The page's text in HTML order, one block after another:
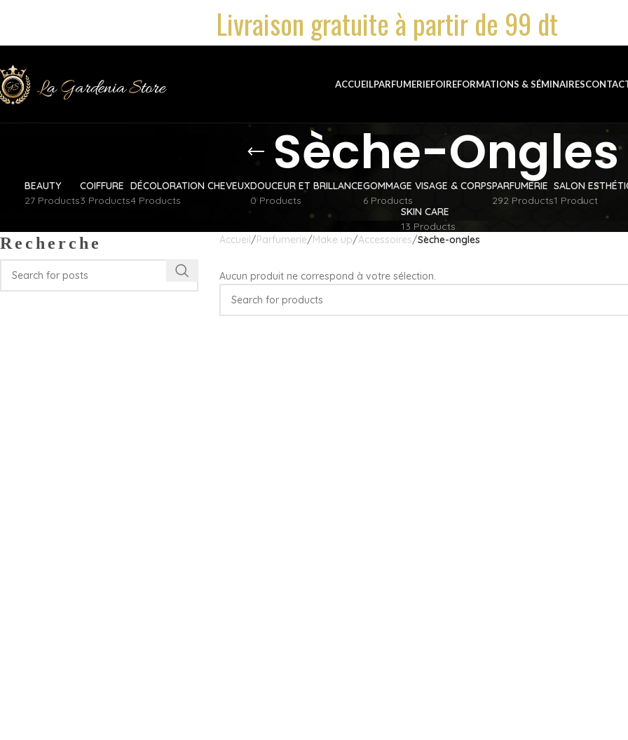
Livraison gratuite à partir de 99 dt
ACCUEILPARFUMERIEFOIREFORMATIONS & SÉMINAIRES
Sèche-Ongles
BEAUTY
27 Products
COIFFURE
3 Products
DÉCOLORATION CHEVEUX
4 Products
DOUCEUR ET BRILLANCE
0 Products
GOMMAGE VISAGE & CORPS
6 Products
PARFUMERIE
292 Products
SALON
1 Product
SKIN CARE
13 Products
Recherche Accueil Parfumerie Make up Accessoires Sèche-ongles
Aucun produit ne correspond à votre sélection.